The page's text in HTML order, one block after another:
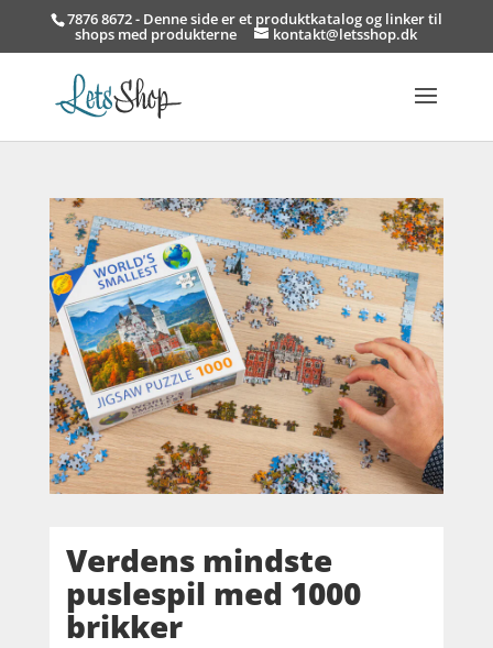
7876 8672 - Denne side er et produktkatalog og linker til
shops med produkterne kontakt@letsshop.dk
Verdens mindste
puslespil med 1000
brikker